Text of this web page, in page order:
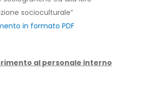
socioculturale”
in formato PDF
al personale interno